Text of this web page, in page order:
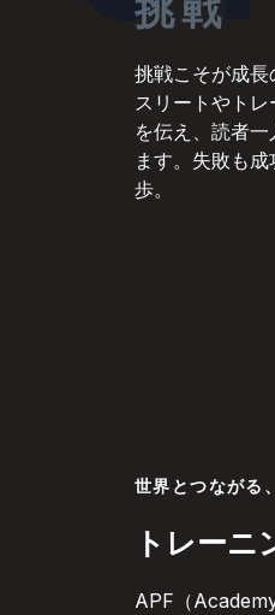
挑戦こそが成
スリートやト
を伝え、読者
ます。失敗も
歩。
世界とつながる
トレーニ
APF（